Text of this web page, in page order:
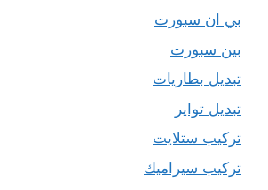
بي ان سبورت
بين سبورت
تبديل بطاريات
تبديل تواير
تركيب ستلايت
تركيب سيراميك